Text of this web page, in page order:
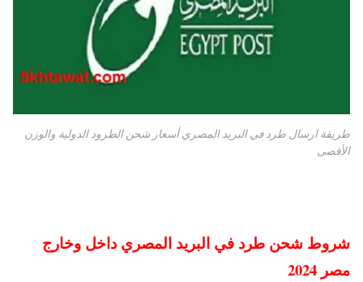
طريقة ارسال طرد في البريد المصري أسعار شحن الطرود الدولية والوزن
الأقصى
شروط شحن طرد في البريد المصري داخل وخارج
مصر 2024